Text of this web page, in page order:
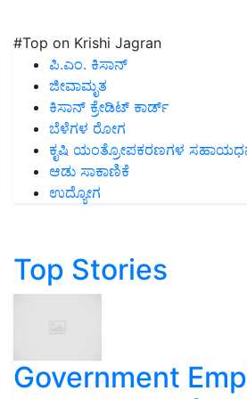
#Top on Krishi Jagran
ಪಿ.ಎಂ. ಕಿಸಾನ್
ಜೀವಾಮೃತ
ಕಿಸಾನ್ ಕ್ರೇಡಿಟ್ ಕಾರ್ಡ್
ಬೆಳೆಗಳ ರೋಗ
ಕೃಷಿ ಯಂತ್ರೋಪಕರಣಗಳ
ಆಡು ಸಾಕಾಣಿಕೆ
ಉದ್ಯೋಗ
Top Stories
Government